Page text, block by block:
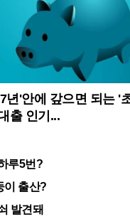
년'안에 갚으면 되는 '
출 인기...
루5번?
이 출산?
발견돼